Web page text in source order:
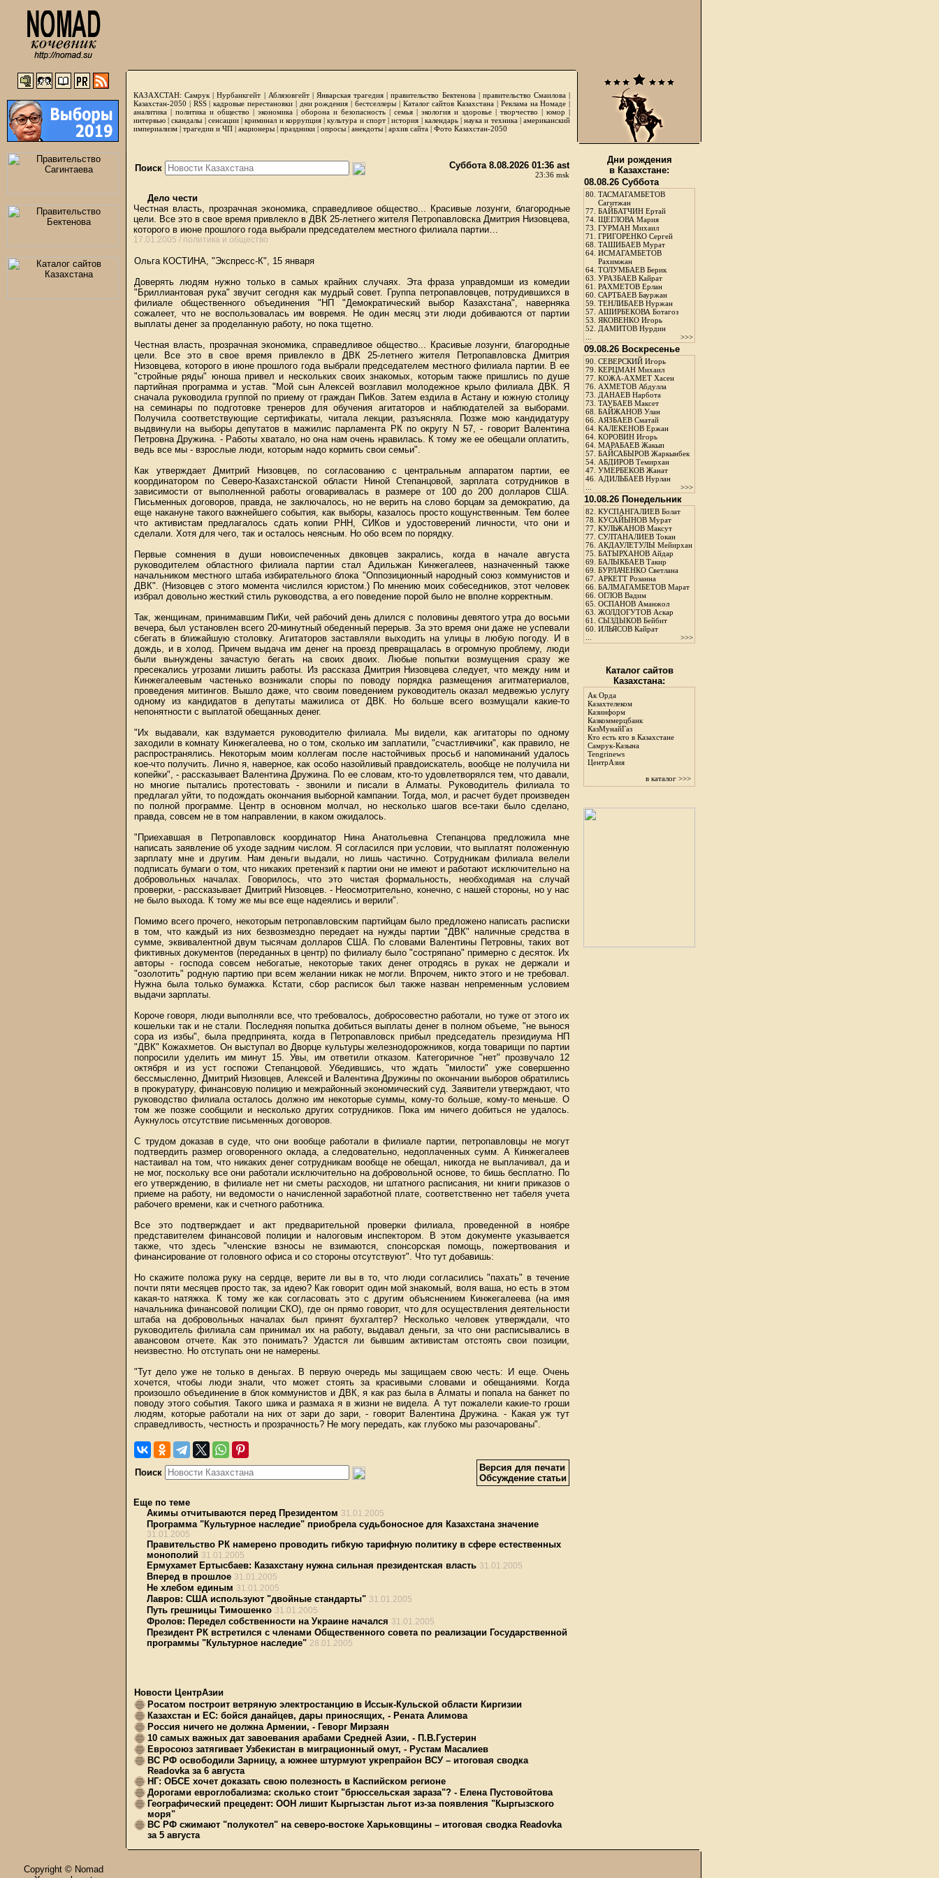
КАЗАХСТАН: Самрук |Нурбанкгейт | Аблязовгейт| Январская трагедия |правительство Бектенова| правительство Смаилова|
Казахстан-2050 | RSS|кадровые перестановки| дни рождения | бестселлеры| Каталог сайтов Казахстана | Реклама на Номаде |
аналитика | политика и общество | экономика | оборона и безопасность | семья | экология и здоровье | творчество | юмор |
интервью |скандалы | сенсации|криминал и коррупция|культура и спорт|история | календарь|наука и техника|американский
империализм | трагедии и ЧП | акционеры | праздники | опросы | анекдоты | архив сайта | Фото Казахстан-2050
Поиск Суббота 8.08.2026 01:36 ast
23:36 msk
Дело чести
Честная власть, прозрачная экономика, справедливое общество... Красивые лозунги, благородные
цели. Все это в свое время привлекло в ДВК 25-летнего жителя Петропавловска Дмитрия Низовцева,
которого в июне прошлого года выбрали председателем местного филиала партии…
17.01.2005 / политика и общество
Ольга КОСТИНА, "Экспресс-К", 15 января
Доверять людям нужно только в самых крайних случаях. Эта фраза управдомши из комедии
"Бриллиантовая рука" звучит сегодня как мудрый совет. Группа петропавловцев, потрудившихся в
филиале общественного объединения "НП "Демократический выбор Казахстана", наверняка
сожалеет, что не воспользовалась им вовремя. Не один месяц эти люди добиваются от партии
выплаты денег за проделанную работу, но пока тщетно.
Честная власть, прозрачная экономика, справедливое общество... Красивые лозунги, благородные
цели. Все это в свое время привлекло в ДВК 25-летнего жителя Петропавловска Дмитрия
Низовцева, которого в июне прошлого года выбрали председателем местного филиала партии. В ее
"стройные ряды" юноша привел и нескольких своих знакомых, которым также пришлись по душе
партийная программа и устав. "Мой сын Алексей возглавил молодежное крыло филиала ДВК. Я
сначала руководила группой по приему от граждан ПиКов. Затем ездила в Астану и южную столицу
на семинары по подготовке тренеров для обучения агитаторов и наблюдателей за выборами.
Получила соответствующие сертификаты, читала лекции, разъясняла. Позже мою кандидатуру
выдвинули на выборы депутатов в мажилис парламента РК по округу N 57, - говорит Валентина
Петровна Дружина. - Работы хватало, но она нам очень нравилась. К тому же ее обещали оплатить,
ведь все мы - взрослые люди, которым надо кормить свои семьи".
Как утверждает Дмитрий Низовцев, по согласованию с центральным аппаратом партии, ее
координатором по Северо-Казахстанской области Ниной Степанцовой, зарплата сотрудников в
зависимости от выполненной работы оговаривалась в размере от 100 до 200 долларов США.
Письменных договоров, правда, не заключалось, но не верить на слово борцам за демократию, да
еще накануне такого важнейшего события, как выборы, казалось просто кощунственным. Тем более
что активистам предлагалось сдать копии РНН, СИКов и удостоверений личности, что они и
сделали. Хотя для чего, так и осталось неясным. Но обо всем по порядку.
Первые сомнения в души новоиспеченных двковцев закрались, когда в начале августа
руководителем областного филиала партии стал Адильжан Кинжегалеев, назначенный также
начальником местного штаба избирательного блока "Оппозиционный народный союз коммунистов и
ДВК". (Низовцев с этого момента числился юристом.) По мнению моих собеседников, этот человек
избрал довольно жесткий стиль руководства, а его поведение порой было не вполне корректным.
Так, женщинам, принимавшим ПиКи, чей рабочий день длился с половины девятого утра до восьми
вечера, был установлен всего 20-минутный обеденный перерыв. За это время они даже не успевали
сбегать в ближайшую столовку. Агитаторов заставляли выходить на улицы в любую погоду. И в
дождь, и в холод. Причем выдача им денег на проезд превращалась в огромную проблему, люди
были вынуждены зачастую бегать на своих двоих. Любые попытки возмущения сразу же
пресекались угрозами лишить работы. Из рассказа Дмитрия Низовцева следует, что между ним и
Кинжегалеевым частенько возникали споры по поводу порядка размещения агитматериалов,
проведения митингов. Вышло даже, что своим поведением руководитель оказал медвежью услугу
одному из кандидатов в депутаты мажилиса от ДВК. Но больше всего возмущали какие-то
непонятности с выплатой обещанных денег.
"Их выдавали, как вздумается руководителю филиала. Мы видели, как агитаторы по одному
заходили в комнату Кинжегалеева, но о том, сколько им заплатили, "счастливчики", как правило, не
распространялись. Некоторым моим коллегам после настойчивых просьб и напоминаний удалось
кое-что получить. Лично я, наверное, как особо назойливый правдоискатель, вообще не получила ни
копейки", - рассказывает Валентина Дружина. По ее словам, кто-то удовлетворялся тем, что давали,
но многие пытались протестовать - звонили и писали в Алматы. Руководитель филиала то
предлагал уйти, то подождать окончания выборной кампании. Тогда, мол, и расчет будет произведен
по полной программе. Центр в основном молчал, но несколько шагов все-таки было сделано,
правда, совсем не в том направлении, в каком ожидалось.
"Приехавшая в Петропавловск координатор Нина Анатольевна Степанцова предложила мне
написать заявление об уходе задним числом. Я согласился при условии, что выплатят положенную
зарплату мне и другим. Нам деньги выдали, но лишь частично. Сотрудникам филиала велели
подписать бумаги о том, что никаких претензий к партии они не имеют и работают исключительно на
добровольных началах. Говорилось, что это чистая формальность, необходимая на случай
проверки, - рассказывает Дмитрий Низовцев. - Неосмотрительно, конечно, с нашей стороны, но у нас
не было выхода. К тому же мы все еще надеялись и верили".
Помимо всего прочего, некоторым петропавловским партийцам было предложено написать расписки
в том, что каждый из них безвозмездно передает на нужды партии "ДВК" наличные средства в
сумме, эквивалентной двум тысячам долларов США. По словами Валентины Петровны, таких вот
фиктивных документов (переданных в центр) по филиалу было "состряпано" примерно с десяток. Их
авторы - господа совсем небогатые, некоторые таких денег отродясь в руках не держали и
"озолотить" родную партию при всем желании никак не могли. Впрочем, никто этого и не требовал.
Нужна была только бумажка. Кстати, сбор расписок был также назван непременным условием
выдачи зарплаты.
Короче говоря, люди выполняли все, что требовалось, добросовестно работали, но туже от этого их
кошельки так и не стали. Последняя попытка добиться выплаты денег в полном объеме, "не вынося
сора из избы", была предпринята, когда в Петропавловск прибыл председатель президиума НП
"ДВК" Кожахметов. Он выступал во Дворце культуры железнодорожников, когда товарищи по партии
попросили уделить им минут 15. Увы, им ответили отказом. Категоричное "нет" прозвучало 12
октября и из уст госпожи Степанцовой. Убедившись, что ждать "милости" уже совершенно
бессмысленно, Дмитрий Низовцев, Алексей и Валентина Дружины по окончании выборов обратились
в прокуратуру, финансовую полицию и межрайонный экономический суд. Заявители утверждают, что
руководство филиала осталось должно им некоторые суммы, кому-то больше, кому-то меньше. О
том же позже сообщили и несколько других сотрудников. Пока им ничего добиться не удалось.
Аукнулось отсутствие письменных договоров.
С трудом доказав в суде, что они вообще работали в филиале партии, петропавловцы не могут
подтвердить размер оговоренного оклада, а следовательно, недоплаченных сумм. А Кинжегалеев
настаивал на том, что никаких денег сотрудникам вообще не обещал, никогда не выплачивал, да и
не мог, поскольку все они работали исключительно на добровольной основе, то бишь бесплатно. По
его утверждению, в филиале нет ни сметы расходов, ни штатного расписания, ни книги приказов о
приеме на работу, ни ведомости о начисленной заработной плате, соответственно нет табеля учета
рабочего времени, как и счетного работника.
Все это подтверждает и акт предварительной проверки филиала, проведенной в ноябре
представителем финансовой полиции и налоговым инспектором. В этом документе указывается
также, что здесь "членские взносы не взимаются, спонсорская помощь, пожертвования и
финансирование от головного офиса и со стороны отсутствуют". Что тут добавишь:
Но скажите положа руку на сердце, верите ли вы в то, что люди согласились "пахать" в течение
почти пяти месяцев просто так, за идею? Как говорит один мой знакомый, воля ваша, но есть в этом
какая-то натяжка. К тому же как согласовать это с другим объяснением Кинжегалеева (на имя
начальника финансовой полиции СКО), где он прямо говорит, что для осуществления деятельности
штаба на добровольных началах был принят бухгалтер? Несколько человек утверждали, что
руководитель филиала сам принимал их на работу, выдавал деньги, за что они расписывались в
авансовом отчете. Как это понимать? Удастся ли бывшим активистам отстоять свои позиции,
неизвестно. Но отступать они не намерены.
"Тут дело уже не только в деньгах. В первую очередь мы защищаем свою честь: И еще. Очень
хочется, чтобы люди знали, что может стоять за красивыми словами и обещаниями. Когда
произошло объединение в блок коммунистов и ДВК, я как раз была в Алматы и попала на банкет по
поводу этого события. Такого шика и размаха я в жизни не видела. А тут пожалели какие-то гроши
людям, которые работали на них от зари до зари, - говорит Валентина Дружина. - Какая уж тут
справедливость, честность и прозрачность? Не могу передать, как глубоко мы разочарованы".
Поиск
Версия для печати
Обсуждение статьи
Еще по теме
Акимы отчитываются перед Президентом 31.01.2005
Программа "Культурное наследие" приобрела судьбоносное для Казахстана значение
31.01.2005
Правительство РК намерено проводить гибкую тарифную политику в сфере естественных
монополий 31.01.2005
Ермухамет Ертысбаев: Казахстану нужна сильная президентская власть 31.01.2005
Вперед в прошлое 31.01.2005
Не хлебом единым 31.01.2005
Лавров: США используют "двойные стандарты" 31.01.2005
Путь грешницы Тимошенко 31.01.2005
Фролов: Передел собственности на Украине начался 31.01.2005
Президент РК встретился с членами Общественного совета по реализации Государственной
программы "Культурное наследие" 28.01.2005
Новости ЦентрАзии
Росатом построит ветряную электростанцию в Иссык-Кульской области Киргизии
Казахстан и ЕС: бойся данайцев, дары приносящих, - Рената Алимова
Россия ничего не должна Армении, - Геворг Мирзаян
10 самых важных дат завоевания арабами Средней Азии, - П.В.Густерин
Евросоюз затягивает Узбекистан в миграционный омут, - Рустам Масалиев
ВС РФ освободили Зарницу, а южнее штурмуют укрепрайон ВСУ – итоговая сводка
Readovka за 6 августа
НГ: ОБСЕ хочет доказать свою полезность в Каспийском регионе
Дорогами евроглобализма: сколько стоит "брюссельская зараза"? - Елена Пустовойтова
Географический прецедент: ООН лишит Кыргызстан льгот из-за появления "Кыргызского
моря"
ВС РФ сжимают "полукотел" на северо-востоке Харьковщины – итоговая сводка Readovka
за 5 августа
Дни рождения
в Казахстане:
08.08.26 Суббота
80. ТАСМАГАМБЕТОВ
Сагитжан
77. БАЙБАТЧИН Ертай
74. ЩЕГЛОВА Мария
73. ГУРМАН Михаил
71. ГРИГОРЕНКО Сергей
68. ТАШИБАЕВ Мурат
64. ИСМАГАМБЕТОВ
Рахимжан
64. ТОЛУМБАЕВ Берик
63. УРАЗБАЕВ Кайрат
61. РАХМЕТОВ Ерлан
60. САРТБАЕВ Бауржан
59. ТЕНЛИБАЕВ Нуржан
57. АШИРБЕКОВА Ботагоз
53. ЯКОВЕНКО Игорь
52. ДАМИТОВ Нурдин
>>>
09.08.26 Воскресенье
90. СЕВЕРСКИЙ Игорь
79. КЕРЦМАН Михаил
77. КОЖА-АХМЕТ Хасен
76. АХМЕТОВ Абдулла
73. ДАНАЕВ Нарбота
73. ТАУБАЕВ Максет
68. БАЙЖАНОВ Улан
66. АЯЗБАЕВ Сматай
64. КАЛЕКЕНОВ Ержан
64. КОРОВИН Игорь
64. МАРАБАЕВ Жакып
57. БАЙСАБЫРОВ Жаркынбек
54. АБДИРОВ Темирхан
47. УМЕРБЕКОВ Жанат
46. АДИЛЬБАЕВ Нурлан
>>>
10.08.26 Понедельник
82. КУСПАНГАЛИЕВ Болат
78. КУСАЙЫНОВ Мурат
77. КУЛЬЖАНОВ Максут
77. СУЛТАНАЛИЕВ Токан
76. АКДАУЛЕТУЛЫ Мейирхан
75. БАТЫРХАНОВ Айдар
69. БАЛЫКБАЕВ Такир
69. БУРЛАЧЕНКО Светлана
67. АРКЕТТ Розанна
66. БАЛМАГАМБЕТОВ Марат
66. ОГЛОВ Вадим
65. ОСПАНОВ Аманжол
63. ЖОЛДОГУТОВ Аскар
61. СЫЗДЫКОВ Бейбит
60. ИЛЬЯСОВ Кайрат
>>>
Каталог сайтов
Казахстана:
Ак Орда
Казахтелеком
Казинформ
Казкоммерцбанк
КазМунайГаз
Кто есть кто в Казахстане
Самрук-Казына
Tengrinews
ЦентрАзия
в каталог >>>
Copyright © Nomad